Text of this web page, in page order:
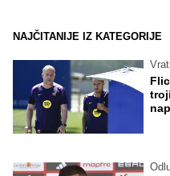
NAJČITANIJE IZ KATEGORIJE